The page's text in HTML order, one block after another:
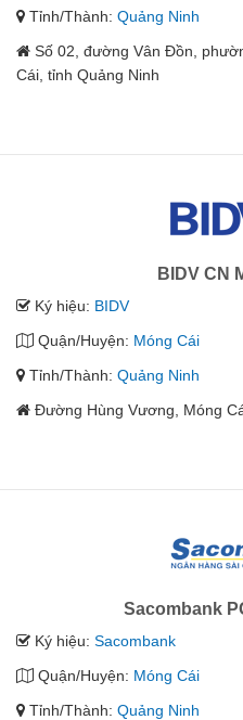
Tỉnh/Thành: Quảng Ninh
Số 02, đường Vân Đồn,
Cái, tỉnh Quảng Ninh
BIDV CN
Ký hiệu: BIDV
Quận/Huyện: Móng Cái
Tỉnh/Thành: Quảng Ninh
Đường Hùng Vương, Móng
Sacombank
Ký hiệu: Sacombank
Quận/Huyện: Móng Cái
Tỉnh/Thành: Quảng Ninh